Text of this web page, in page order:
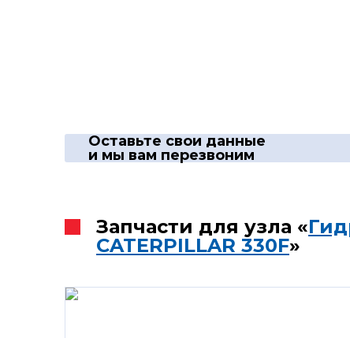
Оставьте свои данные
и мы вам перезвоним
Запчасти для узла «
CATERPILLAR 330F»